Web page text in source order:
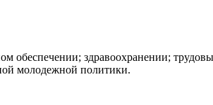
обеспечении; здравоохранении;
молодежной политики.